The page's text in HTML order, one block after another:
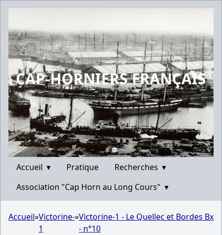
CAP-HORNIERS FRANÇAIS
Accueil ▾ Pratique Recherches ▾
Association "Cap Horn au Long Cours" ▾
Accueil»Victorine-
1
»Victorine-1 - Le Quellec et Bordes Bx
- n°10